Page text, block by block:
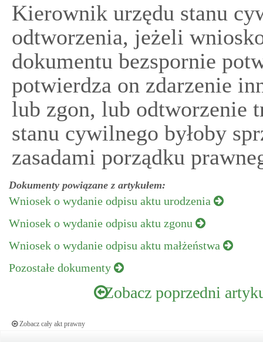
Kierownik urzędu stanu
odtworzenia, jeżeli
dokumentu bezspornie
potwierdza on zdarzenie
lub zgon, lub odtworzenie
stanu cywilnego byłoby
zasadami porządku
Dokumenty powiązane z artykułem:
Wniosek o wydanie odpisu aktu urodzenia
Wniosek o wydanie odpisu aktu zgonu
Wniosek o wydanie odpisu aktu małżeństwa
Pozostałe dokumenty
Zobacz poprzedni
Zobacz cały akt prawny